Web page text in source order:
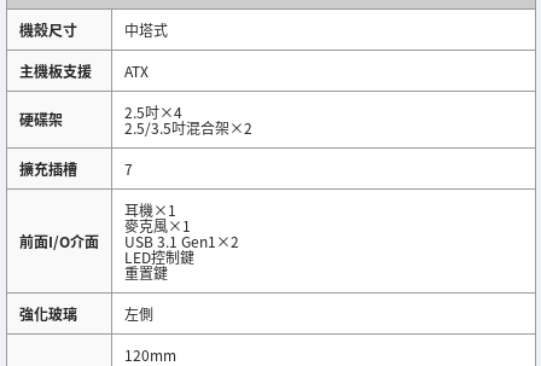
機殼尺寸
中塔式
主機板支援
ATX
硬碟架 2.5吋×4
2.5/3.5吋混合架×2
擴充插槽
7
前面I/O介面
耳機×1
麥克風×1
USB 3.1 Gen1×2
LED控制鍵
重置鍵
強化玻璃
左側
120mm